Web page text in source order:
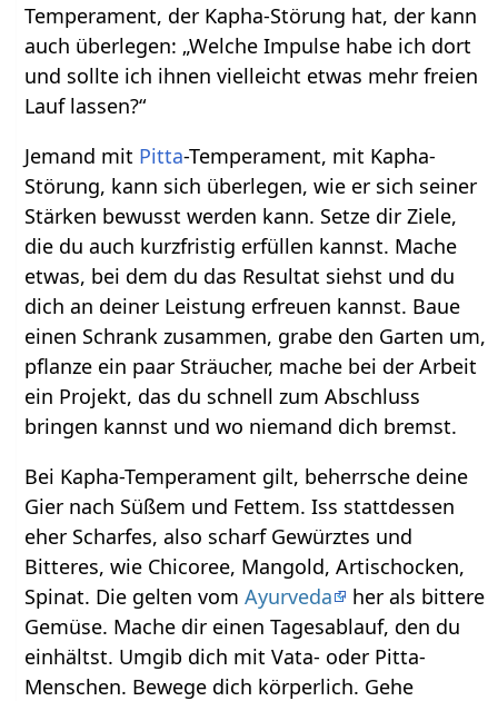
Temperament, der Kapha-Störung hat, der kann
auch überlegen: „Welche Impulse habe ich dort
und sollte ich ihnen vielleicht etwas mehr freien
Lauf lassen?“
Jemand mit Pitta-Temperament, mit Kapha-
Störung, kann sich überlegen, wie er sich seiner
Stärken bewusst werden kann. Setze dir Ziele,
die du auch kurzfristig erfüllen kannst. Mache
etwas, bei dem du das Resultat siehst und du
dich an deiner Leistung erfreuen kannst. Baue
einen Schrank zusammen, grabe den Garten um,
pflanze ein paar Sträucher, mache bei der Arbeit
ein Projekt, das du schnell zum Abschluss
bringen kannst und wo niemand dich bremst.
Bei Kapha-Temperament gilt, beherrsche deine
Gier nach Süßem und Fettem. Iss stattdessen
eher Scharfes, also scharf Gewürztes und
Bitteres, wie Chicoree, Mangold, Artischocken,
Spinat. Die gelten vomAyurveda
her als bittere
Gemüse. Mache dir einen Tagesablauf, den du
einhältst. Umgib dich mit Vata- oder Pitta-
Menschen. Bewege dich körperlich. Gehe